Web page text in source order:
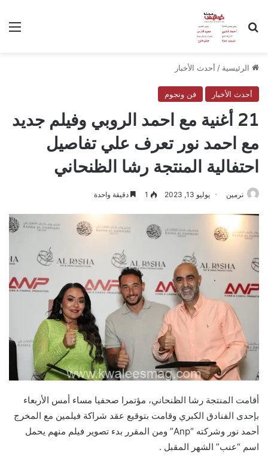
بحث عن
الرئيسية / أحدث الأخبار
أحدث الأخبار فن ونجوم
21 أغنية مع احمد الروبي وفيلم جديد
مع احمد نور تعرف علي تفاصيل
احتفالية المنتجة رشا الظنحاني
نرمين يوليو 13, 2023 1 دقيقة واحدة
أقامت المنتجة رشا الظنحاني، مؤتمرا صحفيا مساء أمس الأربعاء
بإحدى الفنادق الكبري وقامت بتوقيع عقد شراكة فيلمين مع المخرج
أحمد نور وشركته “Anp” ومن المقرر بدء تصوير فيلم منهم يحمل
اسم “عنب” الشهر المقبل .